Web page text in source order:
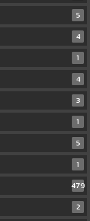
5
4
1
4
3
1
5
1
479
2